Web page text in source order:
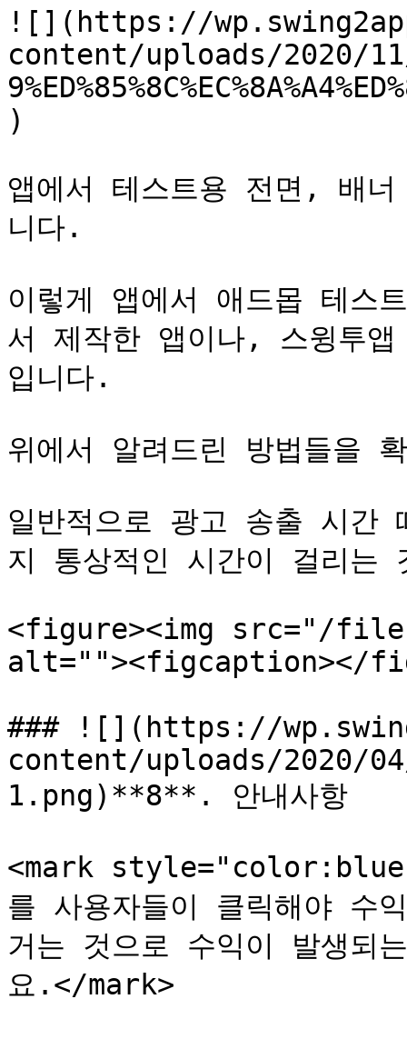
![](https://
content/uploads/2020/11/
)
앱에서 테스트용 전면, 배
니다.
이렇게 앱에서 애드몹 테스
서 제작한 앱이나, 스윙투
입니다.
위에서 알려드린 방법들을
일반적으로 광고 송출 시간
지 통상적인 시간이 걸리는
<figure><img src="/files/
alt=""><figcaption></
### ![](https://
content/uploads/2020/04/
1.png)**8**. 안내사항
<mark
를 사용자들이 클릭해야 수
거는 것으로 수익이 발생되
요.​</mark>